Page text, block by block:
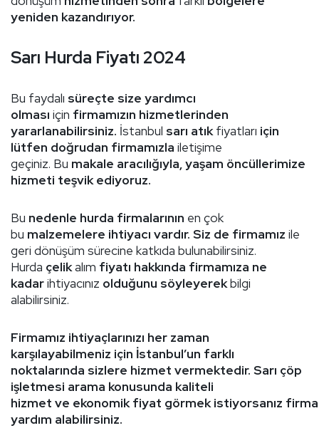
yeniden kazandırıyor.
Sarı Hurda Fiyatı 2024
Bu faydalı süreçte size yardımcı
olması için firmamızın hizmetlerinden
yararlanabilirsiniz. İstanbul sarı atıkfiyatları için
lütfen doğrudan firmamızla iletişime
geçiniz. Bu makale aracılığıyla, yaşam öncüllerimize
hizmeti teşvik ediyoruz.
Bu nedenle hurda firmalarının en çok
bu malzemelere ihtiyacı vardır. Siz de firmamız ile
geri dönüşüm sürecine katkıda bulunabilirsiniz.
Hurda çelikalım fiyatı hakkında firmamıza ne
kadarihtiyacınız olduğunu söyleyerekbilgi
alabilirsiniz.
Firmamız ihtiyaçlarınızı her zaman
karşılayabilmeniz için İstanbul’un farklı
noktalarında sizlere hizmet vermektedir. Sarı çöp
işletmesi arama konusunda kaliteli
hizmet ve ekonomik fiyat görmek istiyorsanız
yardım alabilirsiniz.